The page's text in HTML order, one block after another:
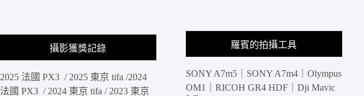
店，
合
大
稻
攝影獲獎記錄
2025 法國 PX3 / 2025 東京 tifa /2024
法國 PX3 / 2024 東京 tifa / 2023 東京
羅賓的拍攝工具
SONY A7m5｜SONY A7m4｜Olympus
OM1｜RICOH GR4 HDF｜Dji Mavic